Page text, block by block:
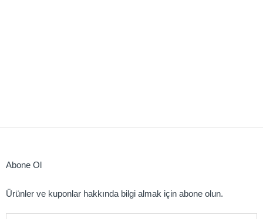
Abone Ol
Ürünler ve kuponlar hakkında bilgi almak için abone olun.